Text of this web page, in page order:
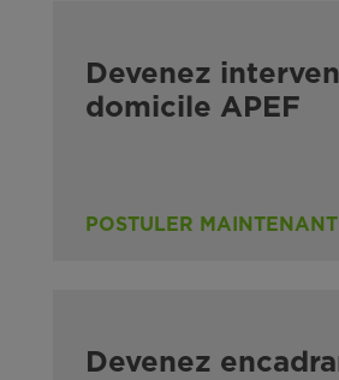
Devenez
domicile APEF
POSTULER MAINTENANT
Devenez